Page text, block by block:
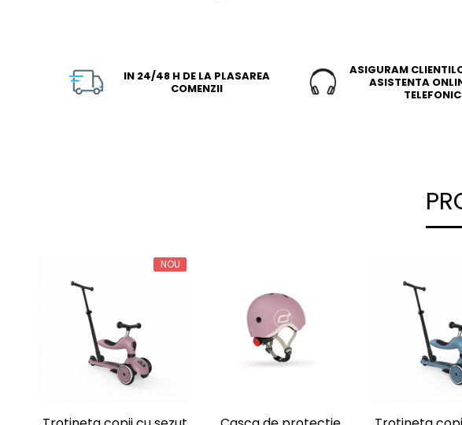
IN 24/48 H DE LA PLASAREA
COMENZII
ASIGURAM
ASISTENTA
TELEFONIC
NOU